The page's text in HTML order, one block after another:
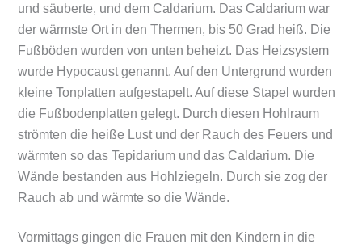
und säuberte, und dem Caldarium. Das Caldarium war
der wärmste Ort in den Thermen, bis 50 Grad heiß. Die
Fußböden wurden von unten beheizt. Das Heizsystem
wurde Hypocaust genannt. Auf den Untergrund wurden
kleine Tonplatten aufgestapelt. Auf diese Stapel wurden
die Fußbodenplatten gelegt. Durch diesen Hohlraum
strömten die heiße Lust und der Rauch des Feuers und
wärmten so das Tepidarium und das Caldarium. Die
Wände bestanden aus Hohlziegeln. Durch sie zog der
Rauch ab und wärmte so die Wände.
Vormittags gingen die Frauen mit den Kindern in die